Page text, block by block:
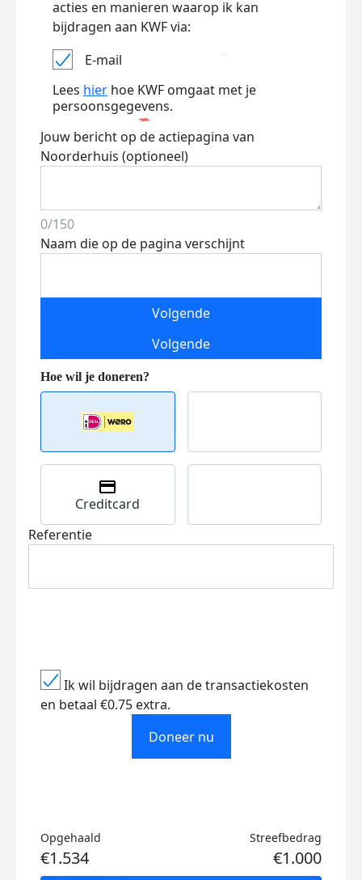
acties en manieren waarop ik kan
bijdragen aan KWF via:
E-mail
Lees hier hoe KWF omgaat met je
persoonsgegevens.
Jouw bericht op de actiepagina van
Noorderhuis (optioneel)
0/150
Naam die op de pagina verschijnt
Volgende
Volgende
Creditcard
Referentie
Ik wil bijdragen aan de transactiekosten
en betaal €0.75 extra.
Doneer nu
Opgehaald
€1.534
Streefbedrag
€1.000